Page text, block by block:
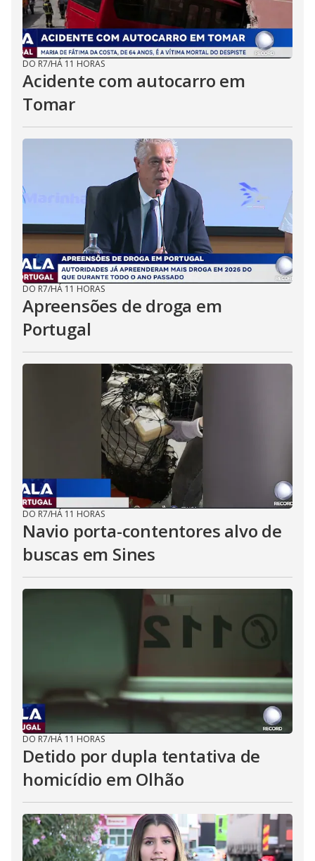
DO R7/HÁ 11 HORAS
Acidente com autocarro em
Tomar
DO R7/HÁ 11 HORAS
Apreensões de droga em
Portugal
DO R7/HÁ 11 HORAS
Navio porta-contentores alvo de
buscas em Sines
DO R7/HÁ 11 HORAS
Detido por dupla tentativa de
homicídio em Olhão